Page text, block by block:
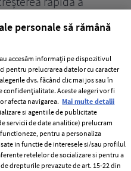
Termeni si conditii
Politica de
confidențialitate
personale să rămână
accesăm informații pe dispozitivul
pentru prelucrarea datelor cu caracter
dvs. făcând clic mai jos sau în
confidențialitate. Aceste alegeri vor fi
afecta navigarea. Mai multe detalii
si agentiile de publicitate
servicii de date analitice) prelucram
pentru a personaliza
in functie de interesele si/sau profilul
retelelor de socializare si pentru a
drepturile prevazute de art. 15-22 din